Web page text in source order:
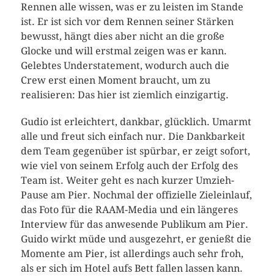
Rennen alle wissen, was er zu leisten im Stande
ist. Er ist sich vor dem Rennen seiner Stärken
bewusst, hängt dies aber nicht an die große
Glocke und will erstmal zeigen was er kann.
Gelebtes Understatement, wodurch auch die
Crew erst einen Moment braucht, um zu
realisieren: Das hier ist ziemlich einzigartig.
Gudio ist erleichtert, dankbar, glücklich. Umarmt
alle und freut sich einfach nur. Die Dankbarkeit
dem Team gegenüber ist spürbar, er zeigt sofort,
wie viel von seinem Erfolg auch der Erfolg des
Team ist. Weiter geht es nach kurzer Umzieh-
Pause am Pier. Nochmal der offizielle Zieleinlauf,
das Foto für die RAAM-Media und ein längeres
Interview für das anwesende Publikum am Pier.
Guido wirkt müde und ausgezehrt, er genießt die
Momente am Pier, ist allerdings auch sehr froh,
als er sich im Hotel aufs Bett fallen lassen kann.